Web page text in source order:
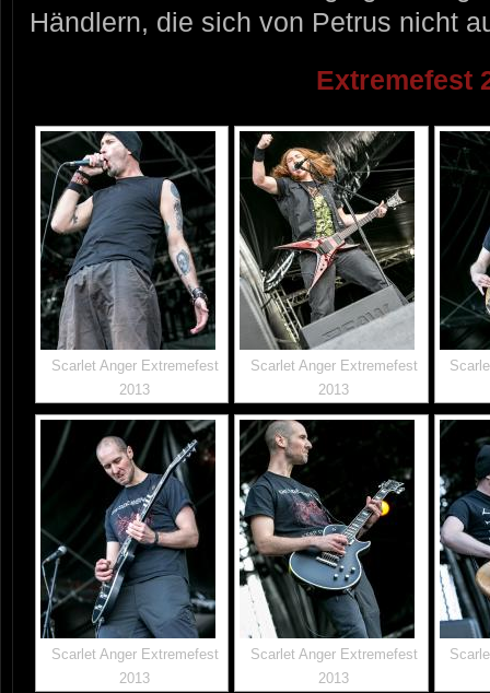
Händlern, die sich von Petrus nicht
Extremefest
Scarlet Anger Extremefest
2013
Scarlet Anger Extremefest
2013
Scarlet Anger Extremefest
2013
Scarlet Anger Extremefest
2013